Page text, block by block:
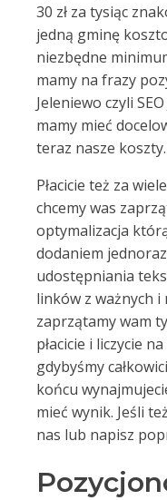
30 zł za tysiąc
jedną gminę
niezbędne
mamy na frazy
Jeleniewo czyli
mamy mieć
teraz nasze koszty.
Płacicie też za
chcemy was
optymalizacja
dodaniem
udostępniania
linków z ważnych i
zaprzątamy wam
płacicie i liczycie
gdybyśmy
końcu
mieć wynik. Jeśli
nas lub napisz